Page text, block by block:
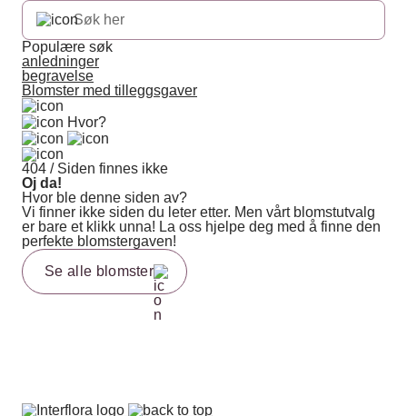
Populære søk
anledninger
begravelse
Blomster med tilleggsgaver
Hvor?
404 / Siden finnes ikke
Oj da!
Hvor ble denne siden av?
Vi finner ikke siden du leter etter. Men vårt blomstutvalg
er bare et klikk unna! La oss hjelpe deg med å finne den
perfekte blomstergaven!
Se alle blomster